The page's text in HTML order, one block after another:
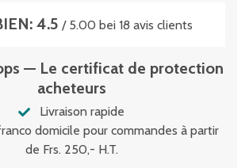
4.5 / 5.00 bei 18 avis clients
— Le certificat de protection
acheteurs
Livraison rapide
domicile pour commandes à partir
de Frs. 250,- H.T.